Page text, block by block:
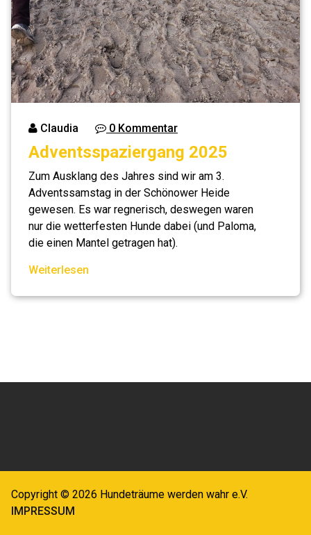
Claudia 0 Kommentar
Adventsspaziergang 2025
Zum Ausklang des Jahres sind wir am 3.
Adventssamstag in der Schönower Heide
gewesen. Es war regnerisch, deswegen waren
nur die wetterfesten Hunde dabei (und Paloma,
die einen Mantel getragen hat).
Weiterlesen
Copyright © 2026 Hundeträume werden wahr e.V.
IMPRESSUM